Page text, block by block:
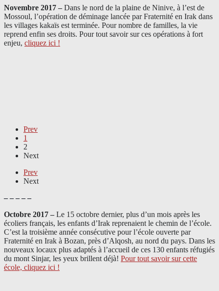
Novembre 2017 – Dans le nord de la plaine de Ninive, à l’est de
Mossoul, l’opération de déminage lancée par Fraternité en Irak dans
les villages kakaïs est terminée. Pour nombre de familles, la vie
reprend enfin ses droits. Pour tout savoir sur ces opérations à fort
enjeu, cliquez ici !
Prev
1
2
Next
Prev
Next
– – – – –
Octobre 2017 – Le 15 octobre dernier, plus d’un mois après les
écoliers français, les enfants d’Irak reprenaient le chemin de l’école.
C’est la troisième année consécutive pour l’école ouverte par
Fraternité en Irak à Bozan, près d’Alqosh, au nord du pays. Dans les
nouveaux locaux plus adaptés à l’accueil de ces 130 enfants réfugiés
du mont Sinjar, les yeux brillent déjà! Pour tout savoir sur cette
école, cliquez ici !